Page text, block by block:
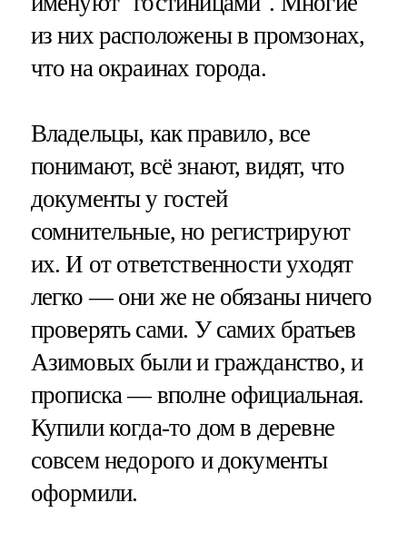
из них расположены в промзонах,
что на окраинах города.
Владельцы, как правило, все
понимают, всё знают, видят, что
документы у гостей
сомнительные, но регистрируют
их. И от ответственности уходят
легко — они же не обязаны ничего
проверять сами. У самих братьев
Азимовых были и гражданство, и
прописка — вполне официальная.
Купили когда-то дом в деревне
совсем недорого и документы
оформили.